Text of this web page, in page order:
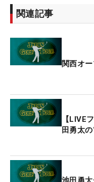
多くの選手にとって
ル。普段はパー5だ
日目は「4.740」と
難度1位である。
で一旦フェアウェイ
た70ヤード先に2つ
間はラフで、左右に
ティショットを刻め
バーを持ってキャ
関連記事
関西オ
【LIVE
田勇太